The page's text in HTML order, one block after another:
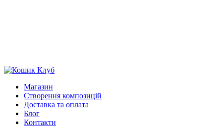
Магазин
Створення композицій
Доставка та оплата
Блог
Контакти